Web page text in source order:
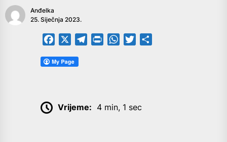
Anđelka
25. Siječnja 2023.
Facebook TelegramPrintFriendly
WhatsApp
Twitter
Vrijeme: 4 min, 1 sec